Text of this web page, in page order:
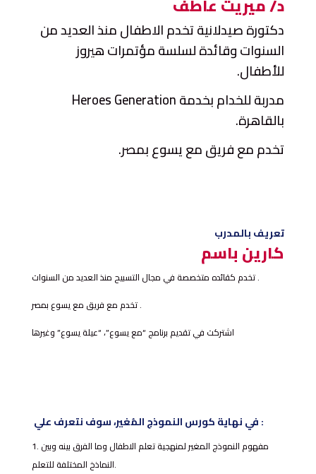
دكتورة صيدلانية تخدم الاطفال منذ العديد من
السنوات وقائدة لسلسة مؤتمرات هيروز
للأطفال.
مدربة للخدام بخدمةHeroes Generation
بالقاهرة.
تخدم مع فريق مع يسوع بمصر.
تعريف بالمدرب
كارين باسم
تخدم كقائده متخصصة في مجال التسبيح منذ العديد من السنوات .
تخدم مع فريق مع يسوع بمصر .
اشتركت في تقديم برنامج “مع يسوع”، “عيلة يسوع” وغيرها
في نهاية كورس النموذج المُغير، سوف نتعرف علي :
مفهوم النموذج المغير لمنهجية تعلم الاطفال وما الفرق بينه وبين
النماذخ المختلفة للتعلم.